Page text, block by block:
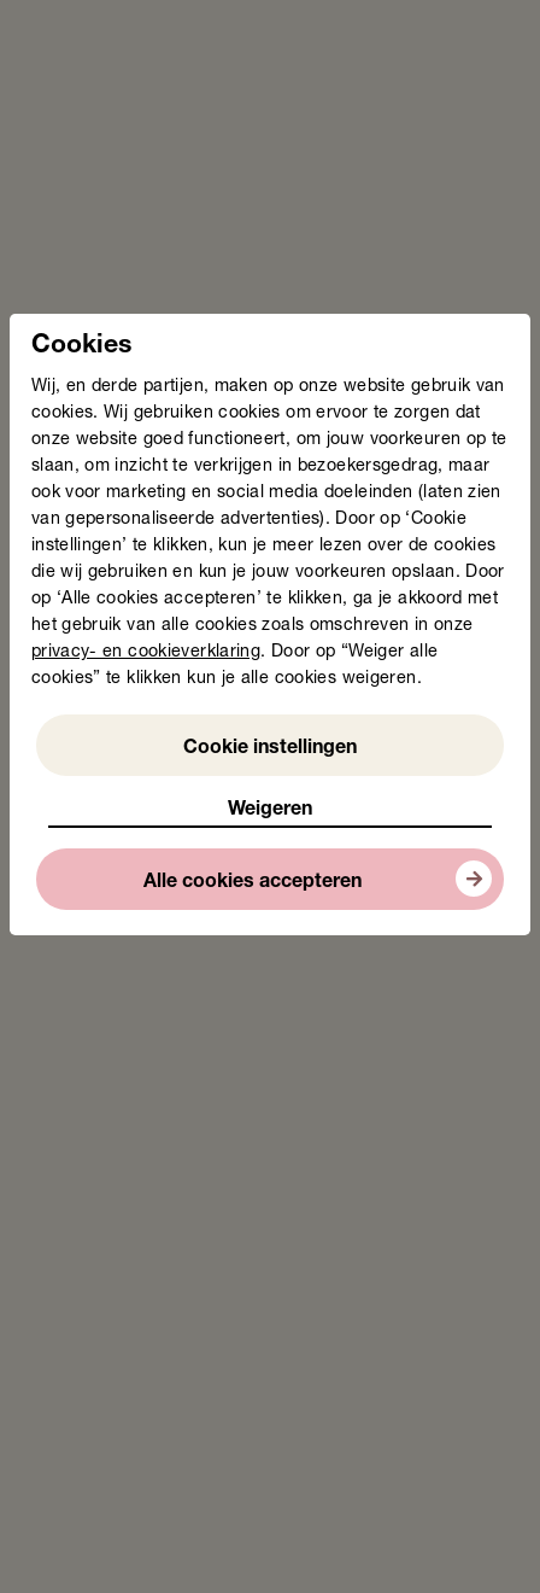
Cookies
Wij, en derde partijen, maken op onze website gebruik van
cookies. Wij gebruiken cookies om ervoor te zorgen dat
onze website goed functioneert, om jouw voorkeuren op te
slaan, om inzicht te verkrijgen in bezoekersgedrag, maar
ook voor marketing en social media doeleinden (laten zien
van gepersonaliseerde advertenties). Door op ‘Cookie
instellingen’ te klikken, kun je meer lezen over de cookies
die wij gebruiken en kun je jouw voorkeuren opslaan. Door
op ‘Alle cookies accepteren’ te klikken, ga je akkoord met
het gebruik van alle cookies zoals omschreven in onze
privacy- en cookieverklaring. Door op “Weiger alle
cookies” te klikken kun je alle cookies weigeren.
Cookie instellingen
Weigeren
Alle cookies accepteren